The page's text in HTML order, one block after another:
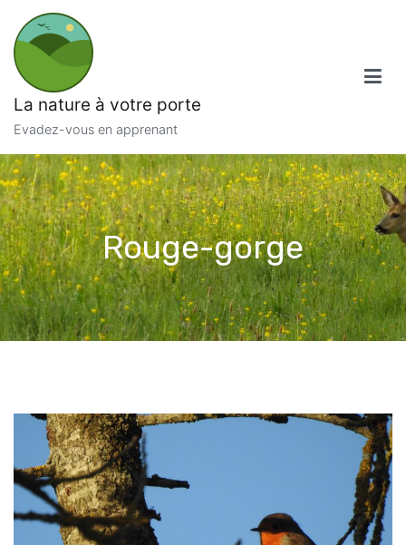
contenu
La nature à votre porte
Evadez-vous en apprenant
Rouge-gorge